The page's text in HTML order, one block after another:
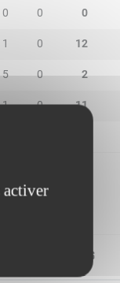
0 0 0
1 0 12
5 0 2
1 0 11
PTS
activer